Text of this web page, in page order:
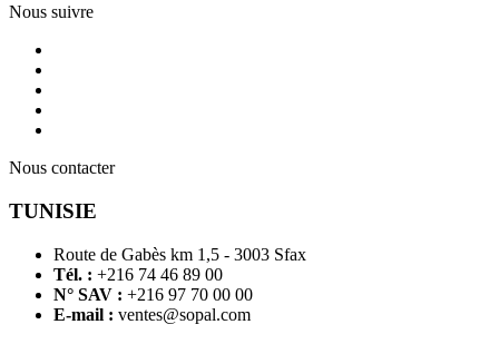
Nous suivre
Nous contacter
TUNISIE
Route de Gabès km 1,5 - 3003 Sfax
Tél. : +216 74 46 89 00
N° SAV : +216 97 70 00 00
E-mail : ventes@sopal.com